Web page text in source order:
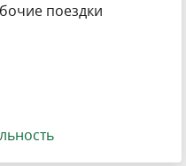
поездки